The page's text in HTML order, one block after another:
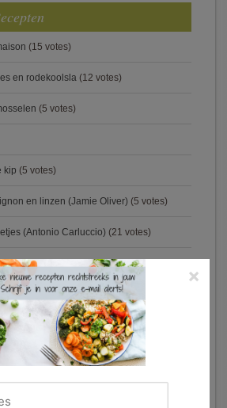
(15 votes)
en rodekoolsla (12 votes)
(5 votes)
kip (5 votes)
en linzen (Jamie Oliver) (5 votes)
(Antonio Carluccio) (21 votes)
met prei en spek (Colruyt)
(14 votes)
in tomatensaus(12 votes)
×